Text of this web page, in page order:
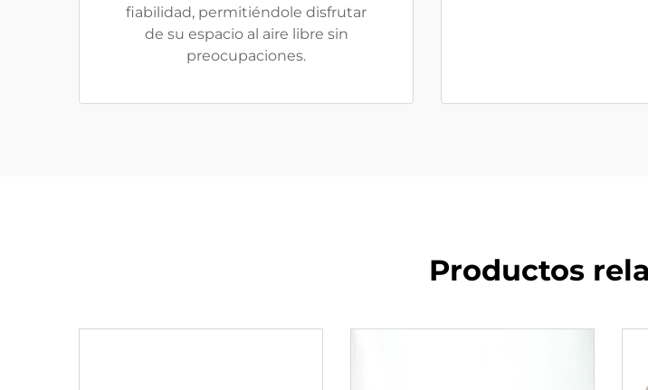
fiabilidad, permitiéndole disfrutar
de su espacio al aire libre sin
preocupaciones.
Productos